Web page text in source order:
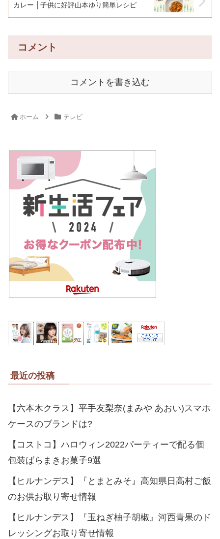
カレー │子供に好評山本ゆり簡単レシピ
コメント
コメントを書き込む
ホーム テレビ
最近の投稿
【六本木クラス】平手友梨奈(まみや あおい)スマホ
ケースのブランドは?
【コストコ】ハロウィン2022パーティーで配る個
包装ばらまきお菓子9選
【ヒルナンデス】『とまとみそ』高知県日高村ご飯
のお供お取り寄せ情報
【ヒルナンデス】『玉ねぎ柚子胡椒』河西青果のド
レッシングお取り寄せ情報